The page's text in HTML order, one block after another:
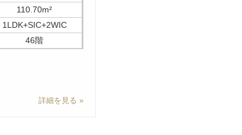
110.70m²
1LDK+SIC+2WIC
46階
詳細を見る